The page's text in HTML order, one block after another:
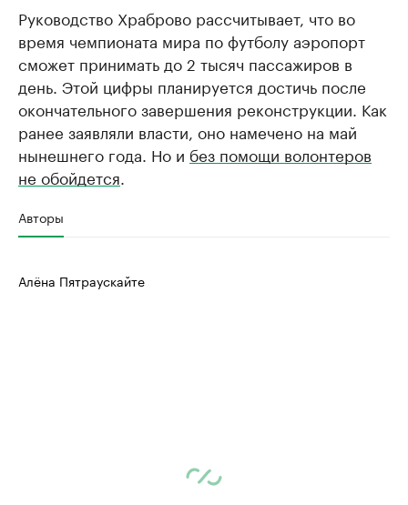
Руководство Храброво рассчитывает, что во
время чемпионата мира по футболу аэропорт
сможет принимать до 2 тысяч пассажиров в
день. Этой цифры планируется достичь после
окончательного завершения реконструкции. Как
ранее заявляли власти, оно намечено на май
нынешнего года. Но и без помощи волонтеров
не обойдется
Авторы
Алёна Пятраускайте